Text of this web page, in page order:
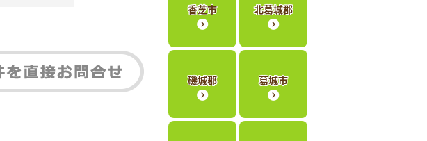
香芝市 北葛城郡
磯城郡 葛城市